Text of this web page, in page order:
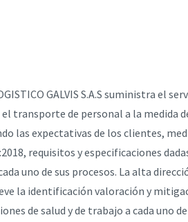
GALVIS S.A.S suministra
el transporte de personal a la medida
las expectativas de los clientes,
requisitos y especificaciones
uno de sus procesos. La alta
la identificación valoración y
de salud y de trabajo a cada uno